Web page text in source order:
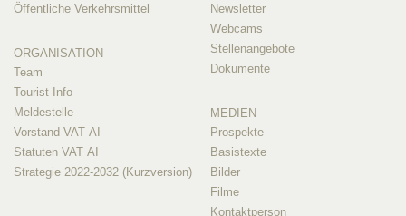
Öffentliche Verkehrsmittel
ORGANISATION
Team
Tourist-Info
Meldestelle
Vorstand VAT AI
Statuten VAT AI
Strategie 2022-2032 (Kurzversion)
Newsletter
Webcams
Stellenangebote
Dokumente
MEDIEN
Prospekte
Basistexte
Bilder
Filme
Kontaktperson